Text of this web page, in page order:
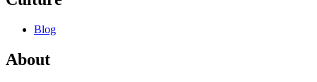
Blog
About